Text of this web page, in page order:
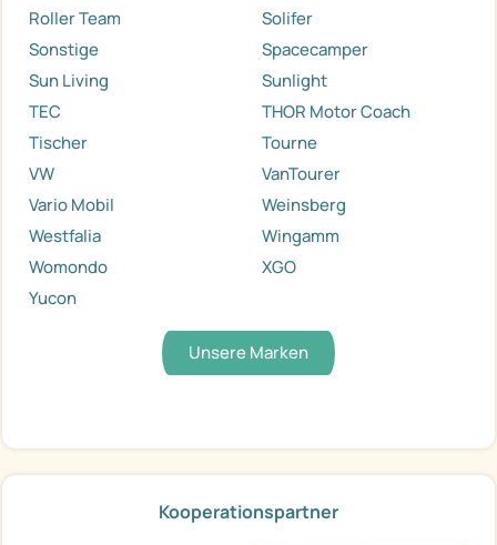
Roller Team
Solifer
Sonstige
Spacecamper
Sun Living
Sunlight
TEC
THOR Motor Coach
Tischer
Tourne
VW
VanTourer
Vario Mobil
Weinsberg
Westfalia
Wingamm
Womondo
XGO
Yucon
Unsere Marken
Kooperationspartner